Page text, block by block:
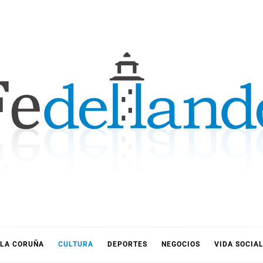
LA CORUÑA CULTURA DEPORTES NEGOCIOS VIDA SOCIAL